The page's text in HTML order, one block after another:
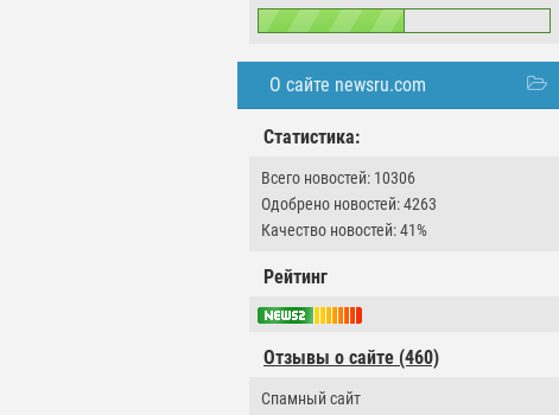
О сайте newsru.com
Статистика:
Всего новостей: 10306
Одобрено новостей: 4263
Качество новостей: 41%
Рейтинг
Отзывы о сайте (460)
Спамный сайт